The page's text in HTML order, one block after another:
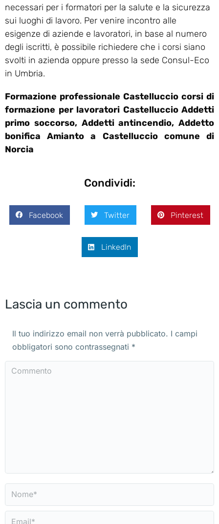
necessari per i formatori per la salute e la sicurezza
sui luoghi di lavoro. Per venire incontro alle
esigenze di aziende e lavoratori, in base al numero
degli iscritti, è possibile richiedere che i corsi siano
svolti in azienda oppure presso la sede Consul-Eco
in Umbria.
Formazione professionale Castelluccio corsi di
formazione per lavoratori Castelluccio Addetti
primo soccorso, Addetti antincendio, Addetto
bonifica Amianto a Castelluccio comune di
Norcia
Condividi:
Facebook Twitter Pinterest
LinkedIn
Lascia un commento
Il tuo indirizzo email non verrà pubblicato. I campi
obbligatori sono contrassegnati *
Commento
Nome *
Email *